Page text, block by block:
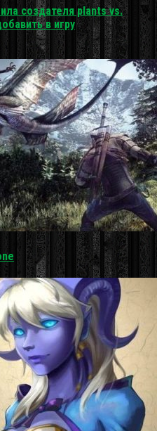
создателя plants vs.
в игру